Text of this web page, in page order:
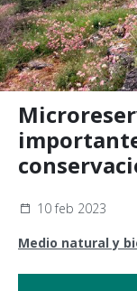
10 feb 2023
Medio natural y